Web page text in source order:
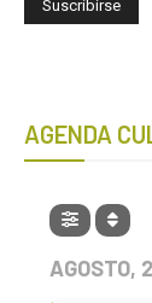
AGENDA
AGOSTO,